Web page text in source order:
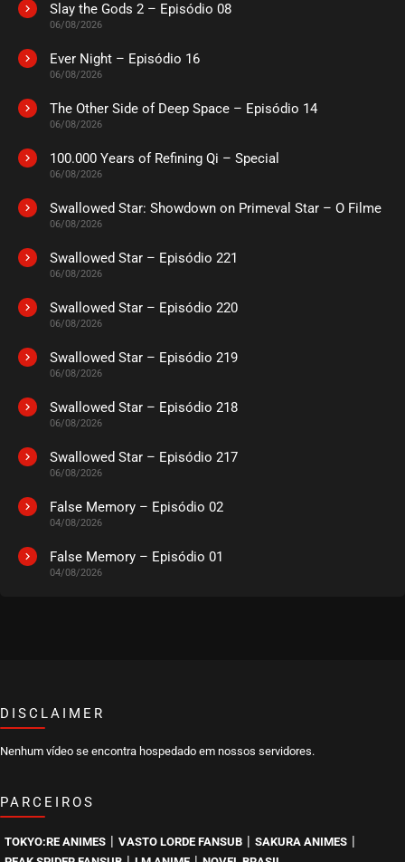
Slay the Gods 2 – Episódio 08
06/08/2026
Ever Night – Episódio 16
06/08/2026
The Other Side of Deep Space – Episódio 14
06/08/2026
100.000 Years of Refining Qi – Special
06/08/2026
Swallowed Star: Showdown on Primeval Star – O Filme
06/08/2026
Swallowed Star – Episódio 221
06/08/2026
Swallowed Star – Episódio 220
06/08/2026
Swallowed Star – Episódio 219
06/08/2026
Swallowed Star – Episódio 218
06/08/2026
Swallowed Star – Episódio 217
06/08/2026
False Memory – Episódio 02
04/08/2026
False Memory – Episódio 01
04/08/2026
DISCLAIMER
Nenhum vídeo se encontra hospedado em nossos servidores.
PARCEIROS
TOKYO:RE ANIMES VASTO LORDE FANSUB SAKURA ANIMES